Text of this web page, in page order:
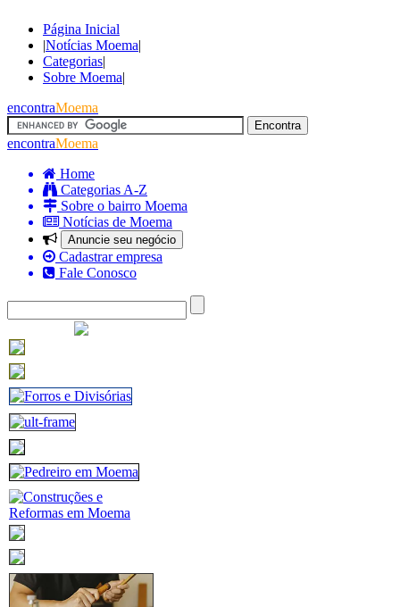
Página Inicial
|Notícias Moema|
Categorias|
Sobre Moema|
encontraMoema
encontraMoema
Home
Categorias A-Z
Sobre o bairro Moema
Notícias de Moema
Anuncie seu negócio
Cadastrar empresa
Fale Conosco